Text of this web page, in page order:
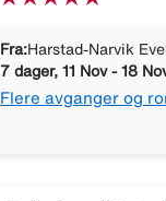
Fra:Harstad-Narvik
7 dager, 11 Nov - 18
Flere avganger og